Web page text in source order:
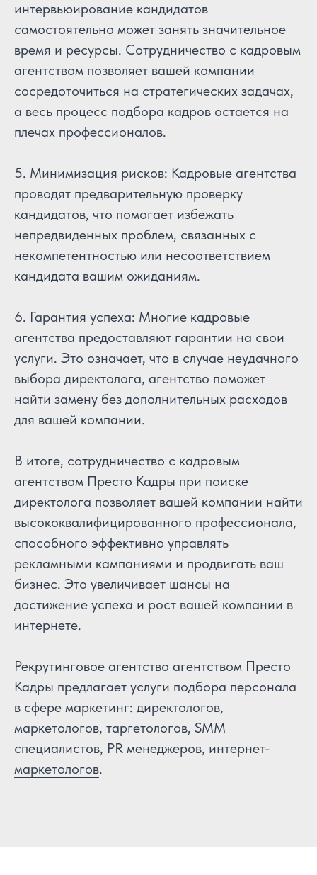
интервьюирование кандидатов
самостоятельно может занять значительное
время и ресурсы. Сотрудничество с кадровым
агентством позволяет вашей компании
сосредоточиться на стратегических задачах,
а весь процесс подбора кадров остается на
плечах профессионалов.
5. Минимизация рисков: Кадровые агентства
проводят предварительную проверку
кандидатов, что помогает избежать
непредвиденных проблем, связанных с
некомпетентностью или несоответствием
кандидата вашим ожиданиям.
6. Гарантия успеха: Многие кадровые
агентства предоставляют гарантии на свои
услуги. Это означает, что в случае неудачного
выбора директолога, агентство поможет
найти замену без дополнительных расходов
для вашей компании.
В итоге, сотрудничество с кадровым
агентством Престо Кадры при поиске
директолога позволяет вашей компании найти
высококвалифицированного профессионала,
способного эффективно управлять
рекламными кампаниями и продвигать ваш
бизнес. Это увеличивает шансы на
достижение успеха и рост вашей компании в
интернете.
Рекрутинговое агентство агентством Престо
Кадры предлагает услуги подбора персонала
в сфере маркетинг: директологов,
маркетологов, таргетологов, SMM
специалистов, PR менеджеров, интернет-
маркетологов.